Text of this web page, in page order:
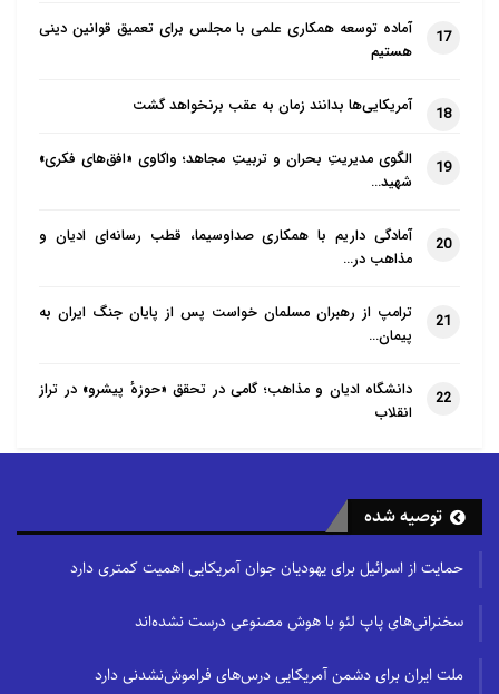
17
آماده توسعه همکاری علمی با مجلس برای تعمیق قوانین دینی
هستیم
18 آمریکایی‌ها بدانند زمان به عقب برنخواهد گشت
19
الگوی مدیریتِ بحران و تربیتِ مجاهد؛ واکاوی «افق‌های فکری»
شهید…
20
آمادگی داریم با همکاری صداوسیما، قطب رسانه‌ای ادیان و
مذاهب در…
21
ترامپ از رهبران مسلمان خواست پس از پایان جنگ ایران به
پیمان…
22
دانشگاه ادیان و مذاهب؛ گامی در تحقق «حوزهٔ پیشرو» در تراز
انقلاب
توصیه شده
حمایت از اسرائیل برای یهودیان جوان آمریکایی اهمیت کمتری دارد
سخنرانی‌های پاپ لئو با هوش مصنوعی درست نشده‌اند
ملت ایران برای دشمن آمریکایی درس‌های فراموش‌نشدنی دارد